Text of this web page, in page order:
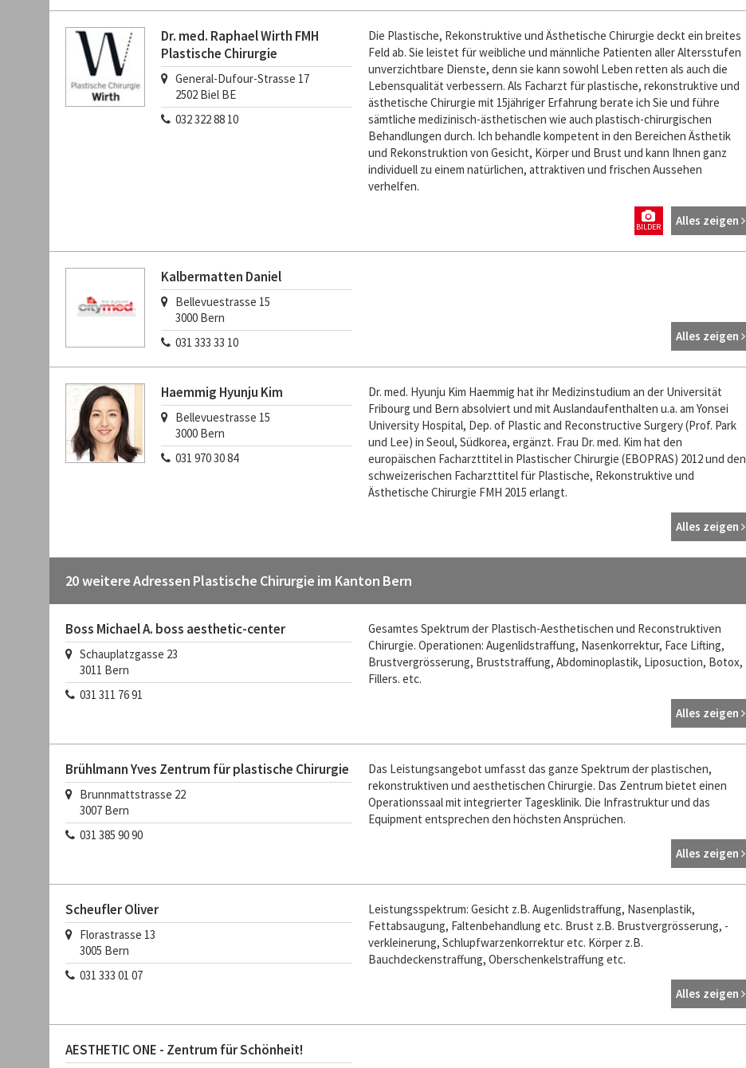
Dr. med. Raphael Wirth FMH
Plastische Chirurgie
General-Dufour-Strasse 17
2502 Biel BE
032 322 88 10
Die Plastische, Rekonstruktive und Ästhetische Chirurgie deckt ein breites
Feld ab. Sie leistet für weibliche und männliche Patienten aller Altersstufen
unverzichtbare Dienste, denn sie kann sowohl Leben retten als auch die
Lebensqualität verbessern. Als Facharzt für plastische, rekonstruktive und
ästhetische Chirurgie mit 15jähriger Erfahrung berate ich Sie und führe
sämtliche medizinisch-ästhetischen wie auch plastisch-chirurgischen
Behandlungen durch. Ich behandle kompetent in den Bereichen Ästhetik
und Rekonstruktion von Gesicht, Körper und Brust und kann Ihnen ganz
individuell zu einem natürlichen, attraktiven und frischen Aussehen
verhelfen.
Alles zeigen
BILDER
Kalbermatten Daniel
Bellevuestrasse 15
3000 Bern
031 333 33 10
Alles zeigen
Haemmig Hyunju Kim
Bellevuestrasse 15
3000 Bern
031 970 30 84
Dr. med. Hyunju Kim Haemmig hat ihr Medizinstudium an der Universität
Fribourg und Bern absolviert und mit Auslandaufenthalten u.a. am Yonsei
University Hospital, Dep. of Plastic and Reconstructive Surgery (Prof. Park
und Lee) in Seoul, Südkorea, ergänzt. Frau Dr. med. Kim hat den
europäischen Facharzttitel in Plastischer Chirurgie (EBOPRAS) 2012 und den
schweizerischen Facharzttitel für Plastische, Rekonstruktive und
Ästhetische Chirurgie FMH 2015 erlangt.
Alles zeigen
20 weitere Adressen Plastische Chirurgie im Kanton Bern
Boss Michael A. boss aesthetic-center
Schauplatzgasse 23
3011 Bern
031 311 76 91
Gesamtes Spektrum der Plastisch-Aesthetischen und Reconstruktiven
Chirurgie. Operationen: Augenlidstraffung, Nasenkorrektur, Face Lifting,
Brustvergrösserung, Bruststraffung, Abdominoplastik, Liposuction, Botox,
Fillers. etc.
Alles zeigen
Brühlmann Yves Zentrum für plastische Chirurgie
Brunnmattstrasse 22
3007 Bern
031 385 90 90
Das Leistungsangebot umfasst das ganze Spektrum der plastischen,
rekonstruktiven und aesthetischen Chirurgie. Das Zentrum bietet einen
Operationssaal mit integrierter Tagesklinik. Die Infrastruktur und das
Equipment entsprechen den höchsten Ansprüchen.
Alles zeigen
Scheufler Oliver
Florastrasse 13
3005 Bern
031 333 01 07
Leistungsspektrum: Gesicht z.B. Augenlidstraffung, Nasenplastik,
Fettabsaugung, Faltenbehandlung etc. Brust z.B. Brustvergrösserung, -
verkleinerung, Schlupfwarzenkorrektur etc. Körper z.B.
Bauchdeckenstraffung, Oberschenkelstraffung etc.
Alles zeigen
AESTHETIC ONE - Zentrum für Schönheit!